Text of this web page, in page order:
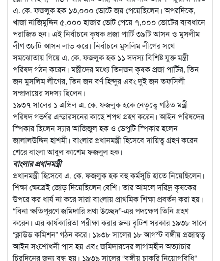
এ. কে. ফজলুক হক ১৩,০০০ ভোটে জয় পেয়েছিলেন। অপরদিকে,
খাজা নাজিমুদ্দিন ৫,০০০ হাজার ভোট পেয়ে ৭,০০০ ভোটের ব্যবধানে
পরাজিত হন। এই নির্বাচনে কৃষক প্রজা পার্টি ৩৯টি আসন ও মুসলীম
লীগ ৩৮টি আসন লাভ করে। নির্বাচনে মুসলিম লীগের সথে
সমঝোতায় গিয়ে এ. কে. ফজলুক হক ১১ সদস্য বিশিষ্ট যুক্ত মন্ত্রী
পরিষদ গঠন করেন। মন্ত্রীদের মধ্যে তিনজন কৃষক প্রজা পার্টির, তিন
জন মুসলিম লীগের, তিন জন বর্ণ হিন্দুর এবং দুই জন তফসিলী
সম্প্রদায়ের সদস্য ছিলেন।
১৯৩৭ সালের ১ এপ্রিল এ. কে. ফজলুক হকে নেতৃত্বে গঠিত মন্ত্রী
পরিষদ গভর্ণর এন্ডারসনের কাছে শপথ গ্রহণ করেন। আইন পরিষদের
স্পিকার ছিলেন স্যার আজিজুল হক ও ডেপুটি স্পিকার হলেন
জালালউদ্দিন হাশমী। বাংলার প্রধানমন্ত্রী হিসেবে দায়িত্ব গ্রহণ করেন
শেরে বাংলা আবুল কাশেম ফজলুল হক।
বাংলার প্রধানমন্ত্রী
প্রধানমন্ত্রী হিসেবে এ. কে. ফজলুক হক বহু কর্মসূচি হাতে নিয়েছিলেন।
শিক্ষা ক্ষেত্রেই জোড় দিয়েছিলেন বেশি। তার আমলে দরিদ্র কৃষকের
উপরে কর ধার্য না করে সারা বাংলায় প্রাথমিক শিক্ষা প্রবর্তন করা হয়।
“বিনা ক্ষতিপূরণে জমিদারি প্রথা উচ্ছেদ”-এর পদক্ষেপ তিনি গ্রহণ
করেন। এর কার্যকারিতা পরীক্ষা করার জন্য বৃটিশ সরকার ১৯৩৮ সালে
“ক্লাউড কমিশন” গঠন করে। ১৯৩৮ সালের ১৮ আগস্ট বঙ্গীয় প্রজাস্বত্ব
আইন সংশোধনী পাস হয় এবং জমিদারদের লাগামহীন অত্যাচার
চিরদিনের জন্য বন্ধ হয়। ১৯৩৯ সালের “বঙ্গীয় চাকুরি নিয়োগবিধি”